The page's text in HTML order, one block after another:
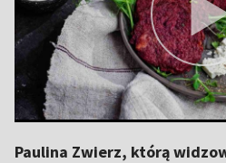
Paulina Zwierz, którą